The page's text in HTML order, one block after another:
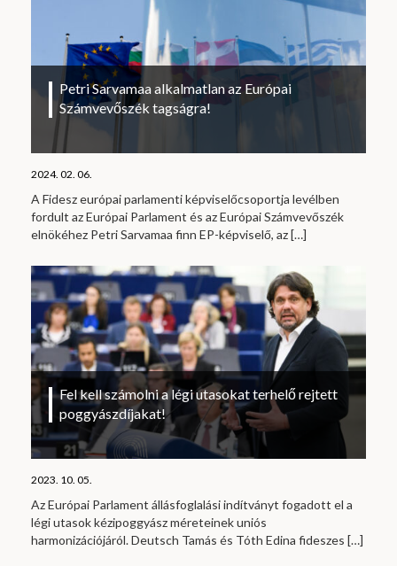
Petri Sarvamaa alkalmatlan az Európai
Számvevőszék tagságra!
2024. 02. 06.
A Fidesz európai parlamenti képviselőcsoportja levélben
fordult az Európai Parlament és az Európai Számvevőszék
elnökéhez Petri Sarvamaa finn EP-képviselő, az[…]
Fel kell számolni a légi utasokat terhelő rejtett
poggyászdíjakat!
2023. 10. 05.
Az Európai Parlament állásfoglalási indítványt fogadott el a
légi utasok kézipoggyász méreteinek uniós
harmonizációjáról. Deutsch Tamás és Tóth Edina fideszes […]